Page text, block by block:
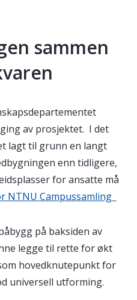
sammen
av prosjektet. I det
lagt til grunn en langt
enn tidligere,
for ansatte må
NTNU Campussamling
på baksiden av
legge til rette for økt
hovedknutepunkt for
universell utforming.